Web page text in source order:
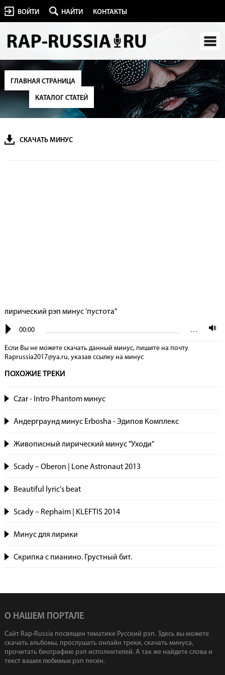
ВОЙТИ НАЙТИ КОНТАКТЫ
ГЛАВНАЯ СТРАНИЦА
КАТАЛОГ СТАТЕЙ
СКАЧАТЬ МИНУС
лирический рэп минус 'пустота"
00:00 …
Если Вы не можете скачать данный минус, пишите на почту
Raprussia2017@ya.ru, указав сcылку на минус
ПОХОЖИЕ ТРЕКИ
Czar - Intro Phantom минус
Андерграунд минус Erbosha - Эдипов Комплекс
Живописный лирический минус "Уходи"
Scady – Oberon | Lone Astronaut 2013
Beautiful lyric's beat
Scady – Rephaim | KLEFTIS 2014
Минус для лирики
Скрипка с пианино. Грустный бит.
О НАШЕМ ПОРТАЛЕ
Сайт Rap-Russia посвящен тематике Русский рэп. Здесь вы можете
скачать альбомы, прослушать онлайн треки, скачать минуса,
прочитать биографию рэп исполнителей. А так же найдете слова и
текст ваших любимых рэп песен.